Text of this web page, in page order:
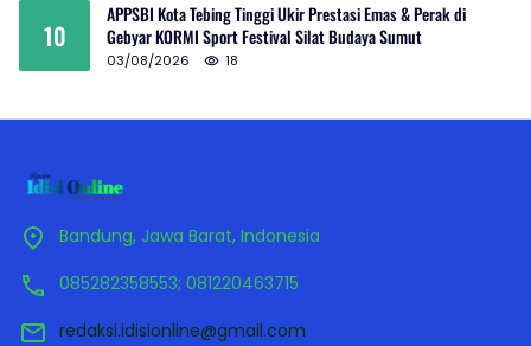
10
APPSBI Kota Tebing Tinggi Ukir Prestasi Emas & Perak di
Gebyar KORMI Sport Festival Silat Budaya Sumut
03/08/2026 18
Bandung, Jawa Barat, Indonesia
085282358553; 081220463715
redaksi.idisionline@gmail.com